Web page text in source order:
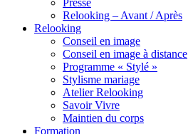
Relooking – Avant / Après
Relooking
Conseil en image
Conseil en image à distance
Programme « Stylé »
Stylisme mariage
Atelier Relooking
Savoir Vivre
Maintien du corps
Formation